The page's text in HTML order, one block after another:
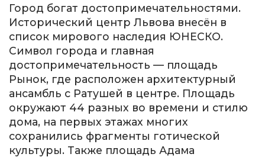
Город богат достопримечательностями.
Исторический центр Львова внесён в
список мирового наследия ЮНЕСКО.
Символ города и главная
достопримечательность — площадь
Рынок, где расположен архитектурный
ансамбль с Ратушей в центре. Площадь
окружают 44 разных во времени и стилю
дома, на первых этажах многих
сохранились фрагменты готической
культуры. Также площадь Адама